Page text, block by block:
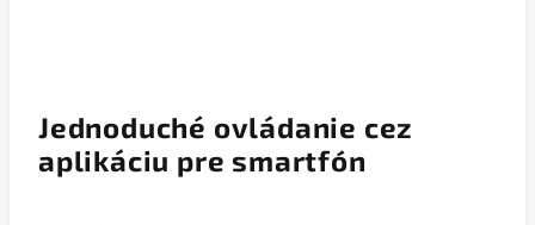
Jednoduché ovládanie cez
aplikáciu pre smartfón